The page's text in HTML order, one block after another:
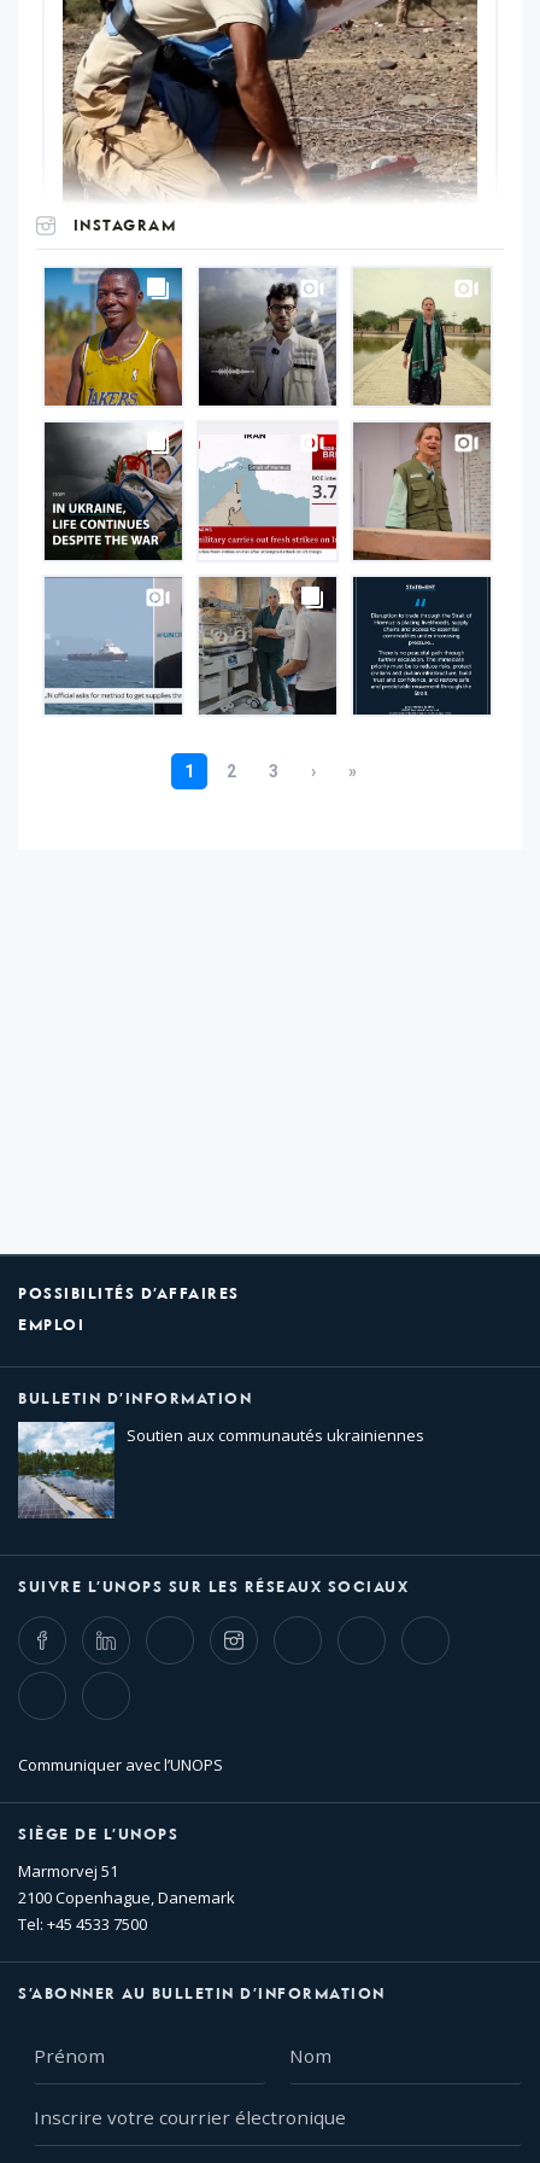
INSTAGRAM
UNOPS
on
Instagram
POSSIBILITÉS D’AFFAIRES
EMPLOI
BULLETIN D’INFORMATION
Soutien aux communautés ukrainiennes
SUIVRE L’UNOPS SUR LES RÉSEAUX SOCIAUX
FacebookLinkedIn Twitter InstagramWhatsappBluesky Threads
TikTok Flickr
Communiquer avec l’UNOPS
SIÈGE DE L’UNOPS
Marmorvej 51
2100 Copenhague, Danemark
Tel: +45 4533 7500
S’ABONNER AU BULLETIN D’INFORMATION
votre